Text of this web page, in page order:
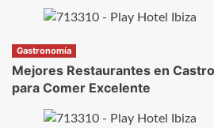
Gastronomía
Mejores Restaurantes en
para Comer Excelente